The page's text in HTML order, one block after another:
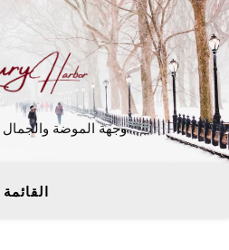
وجهة الموضة
القائمة